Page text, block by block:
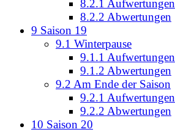
8.2.1 Aufwertungen
8.2.2 Abwertungen
9 Saison 19
9.1 Winterpause
9.1.1 Aufwertungen
9.1.2 Abwertungen
9.2 Am Ende der Saison
9.2.1 Aufwertungen
9.2.2 Abwertungen
10 Saison 20